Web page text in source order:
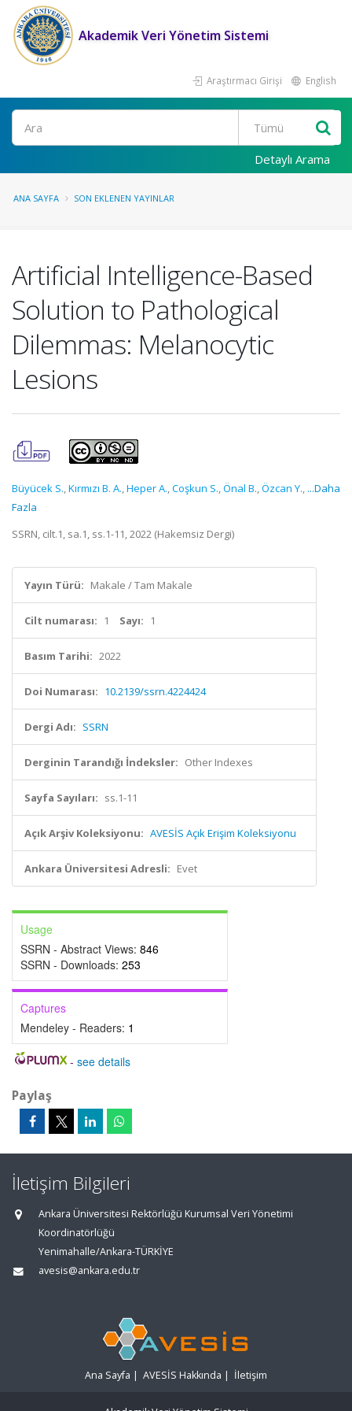
Akademik Veri Yönetim Sistemi
Araştırmacı Girişi English
Ara
Detaylı Arama
ANA SAYFA SON EKLENEN YAYINLAR
Artificial Intelligence-Based
Solution to Pathological
Dilemmas: Melanocytic
Lesions
Büyücek S.,Kırmızı B. A.,Heper A.,Coşkun S.,Önal B.,Özcan Y., ...Daha
Fazla
SSRN, cilt.1, sa.1, ss.1-11, 2022 (Hakemsiz Dergi)
Yayın Türü: Makale / Tam Makale
Cilt numarası: 1 Sayı: 1
Basım Tarihi: 2022
Doi Numarası: 10.2139/ssrn.4224424
Dergi Adı: SSRN
Derginin Tarandığı İndeksler: Other Indexes
Sayfa Sayıları: ss.1-11
Açık Arşiv Koleksiyonu: AVESİS Açık Erişim Koleksiyonu
Ankara Üniversitesi Adresli: Evet
Usage
SSRN - Abstract Views: 846
SSRN - Downloads: 253
Captures
Mendeley - Readers: 1
- see details
Paylaş
İletişim Bilgileri
Ankara Üniversitesi Rektörlüğü Kurumsal Veri Yönetimi
Koordinatörlüğü
Yenimahalle/Ankara-TÜRKİYE
avesis@ankara.edu.tr
Ana Sayfa | AVESİS Hakkında | İletişim